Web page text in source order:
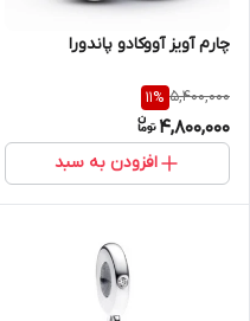
چارم آویز آووکادو پاندورا
5,400,000
11%
4,800,000
افزودن به سبد